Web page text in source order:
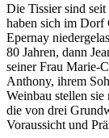
Die Tissier sind
haben sich im Dorf
Epernay
80 Jahren, dann
seiner Frau Marie-
Anthony, ihrem
Weinbau stellen
die von drei
Voraussicht und